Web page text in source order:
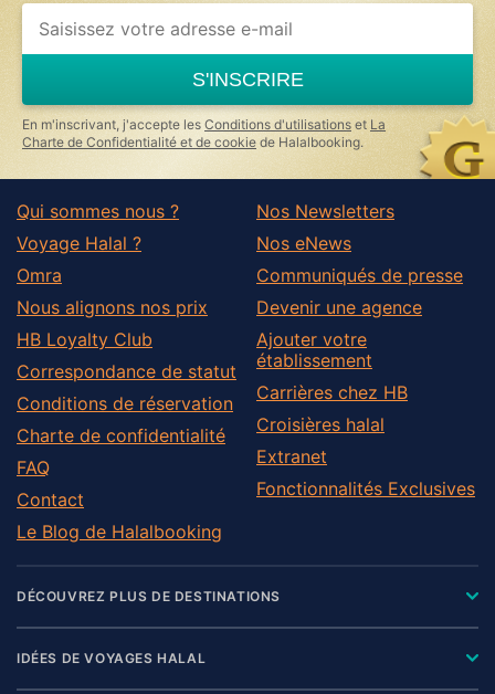
If
you
ignore
this
field
S'INSCRIRE
En m'inscrivant, j'accepte les Conditions d'utilisations et La
Charte de Confidentialité et de cookie de Halalbooking.
Qui sommes nous ?
Voyage Halal ?
Omra
Nous alignons nos prix
HB Loyalty Club
Correspondance de statut
Conditions de réservation
Charte de confidentialité
FAQ
Contact
Le Blog de Halalbooking
Nos Newsletters
Nos eNews
Communiqués de presse
Devenir une agence
Ajouter votre
établissement
Carrières chez HB
Croisières halal
Extranet
Fonctionnalités Exclusives
DÉCOUVREZ PLUS DE DESTINATIONS
IDÉES DE VOYAGES HALAL